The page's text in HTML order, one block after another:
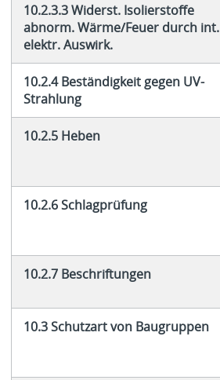
10.2.3.3 Widerst. Isolierstoffe
abnorm. Wärme/Feuer durch int.
elektr. Auswirk.
10.2.4 Beständigkeit gegen UV-
Strahlung
10.2.5 Heben
10.2.6 Schlagprüfung
10.2.7 Beschriftungen
10.3 Schutzart von Baugruppen